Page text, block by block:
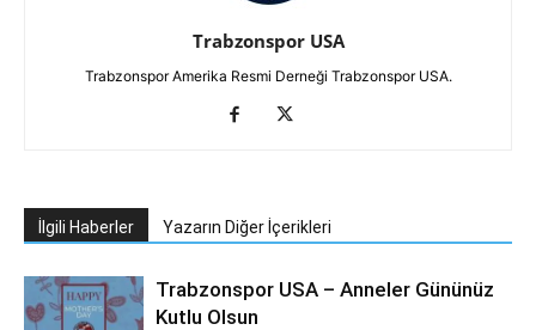
Trabzonspor USA
Trabzonspor Amerika Resmi Derneği Trabzonspor USA.
İlgili Haberler Yazarın Diğer İçerikleri
Trabzonspor USA – Anneler Gününüz
Kutlu Olsun